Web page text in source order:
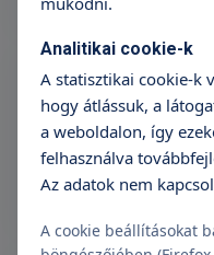
Diszlexia prevenció
13 750 Ft x 4
16 990 Ft
Diszgráfia
Analitikai cookie-k
A statisztikai cookie-k
hogy átlássuk, a
a weboldalon, így
felhasználva
Az adatok nem
A cookie beállításokat